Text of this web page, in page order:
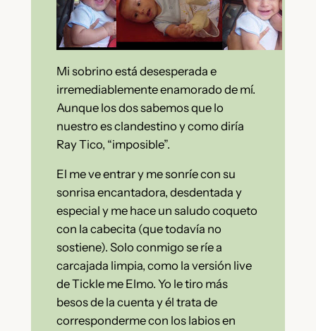
Mi sobrino está desesperada e
irremediablemente enamorado de mí.
Aunque los dos sabemos que lo
nuestro es clandestino y como diría
Ray Tico, “imposible”.
El me ve entrar y me sonríe con su
sonrisa encantadora, desdentada y
especial y me hace un saludo coqueto
con la cabecita (que todavía no
sostiene). Solo conmigo se ríe a
carcajada limpia, como la versión live
de Tickle me Elmo. Yo le tiro más
besos de la cuenta y él trata de
corresponderme con los labios en